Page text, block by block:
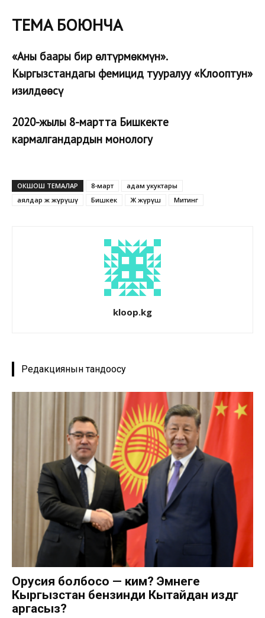
ТЕМА БОЮНЧА
«Аны баары бир өлтүрмөкмүн».
Кыргызстандагы фемицид тууралуу «Клооптун»
изилдөөсү
2020-жылы 8-мартта Бишкекте
кармалгандардын монологу
ОКШОШ ТЕМАЛАР 8-март
адам укуктары
аялдар жөө жүрүшү
Бишкек Жөө жүрүш Митинг
kloop.kg
Редакциянын тандоосу
Орусия болбосо — ким? Эмнеге
Кыргызстан бензинди Кытайдан издөөгө
аргасыз?